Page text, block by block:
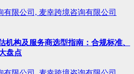
有限公司, 麦幸跨境咨询有限公司
机构及服务商选型指南：合规标准、
盘点